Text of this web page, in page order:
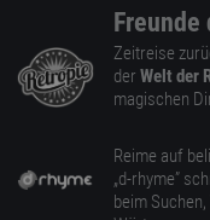
Zeitreise
der Welt der
magischen
Reime auf
„d-rhyme”
beim